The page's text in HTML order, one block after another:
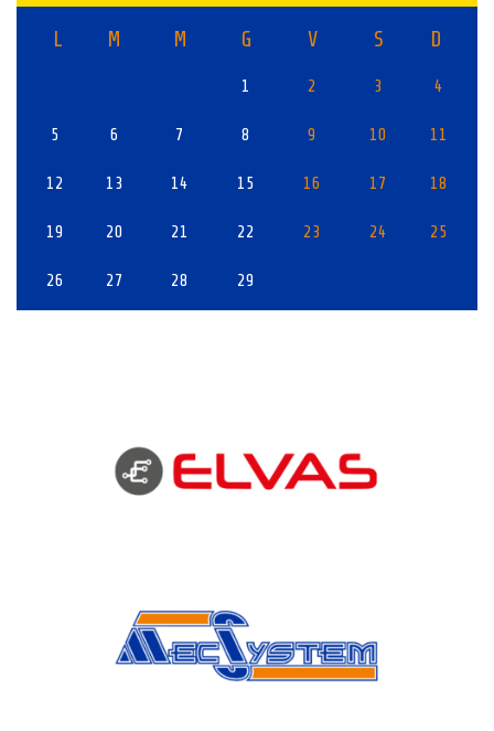
L M M G V S D
1 2 3 4
5 6 7 8 9 10 11
12 13 14 15 16 17 18
19 20 21 22 23 24 25
26 27 28 29